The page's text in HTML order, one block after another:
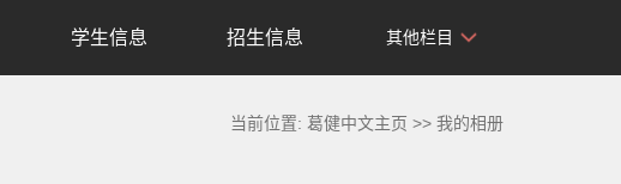
学生信息 招生信息 其他栏目
当前位置:葛健中文主页 >>我的相册